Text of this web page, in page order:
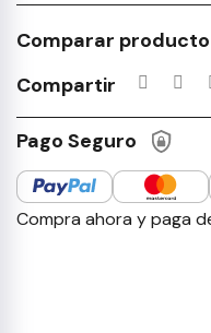
Comparar producto
Compartir
Pago Seguro
Compra ahora y paga